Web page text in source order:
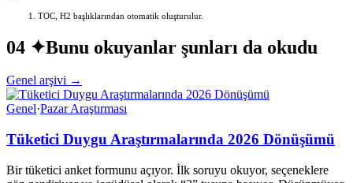
TOC, H2 başlıklarından otomatik oluşturulur.
04 ✦Bunu okuyanlar şunları da okudu
Genel arşivi →
Genel·Pazar Araştırması
Tüketici Duygu Araştırmalarında 2026 Dönüşümü
Bir tüketici anket formunu açıyor. İlk soruyu okuyor, seçeneklere